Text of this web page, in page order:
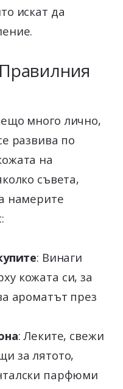
искат да
много лично,
развива по
на
съвета,
намерите
: Винаги
кожата си, за
ароматът през
: Леките, свежи
за лятото,
парфюми